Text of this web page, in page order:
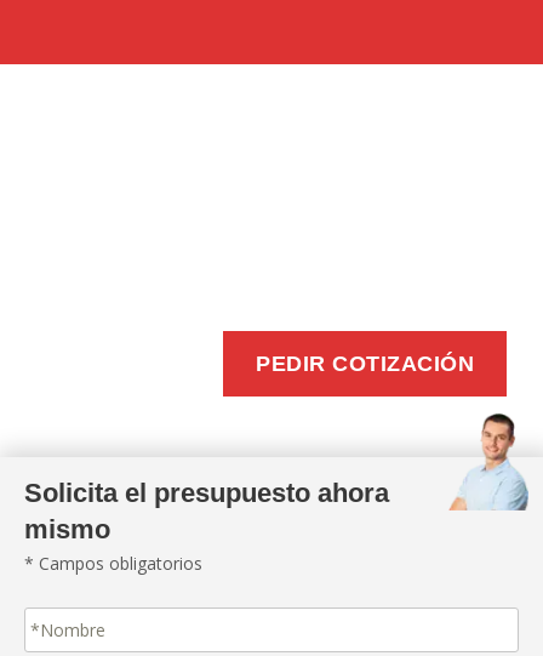
PEDIR COTIZACIÓN
Solicita el presupuesto ahora
mismo
* Campos obligatorios